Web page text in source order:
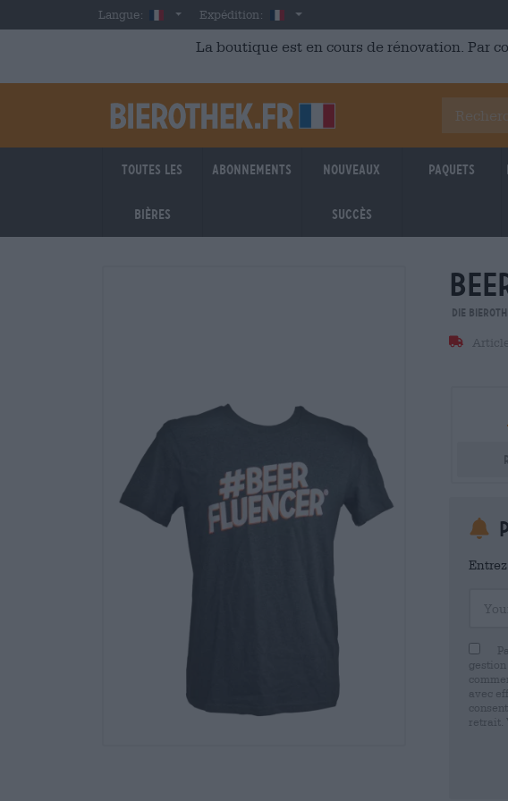
Skip to main contentLangue: FrenchExpédition: France
La boutique est en cours de rénovation. Par
Toutes les
bières
Abonnements Nouveaux
succès
Paquets
Die
gestion
avec
retrait.